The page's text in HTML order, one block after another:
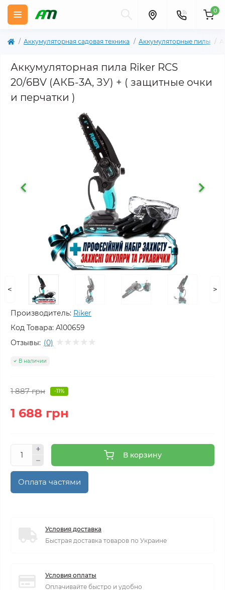
0
Аккумуляторная садовая техника Аккумуляторные пилы
Аккумуляторная пила Riker RCS
20/6BV (АКБ-3А, ЗУ) + ( защитные очки
и перчатки )
< >
Производитель: Riker
Код Товара: A100659
Отзывы: (0)
В наличии
1 887 грн -11%
1 688 грн
В корзину
Оплата частями
Условия доставка
Быстрая доставка товаров по Украине
Условия оплаты
Оплачивайте быстро и удобно